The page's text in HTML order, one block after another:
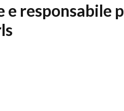
responsabile